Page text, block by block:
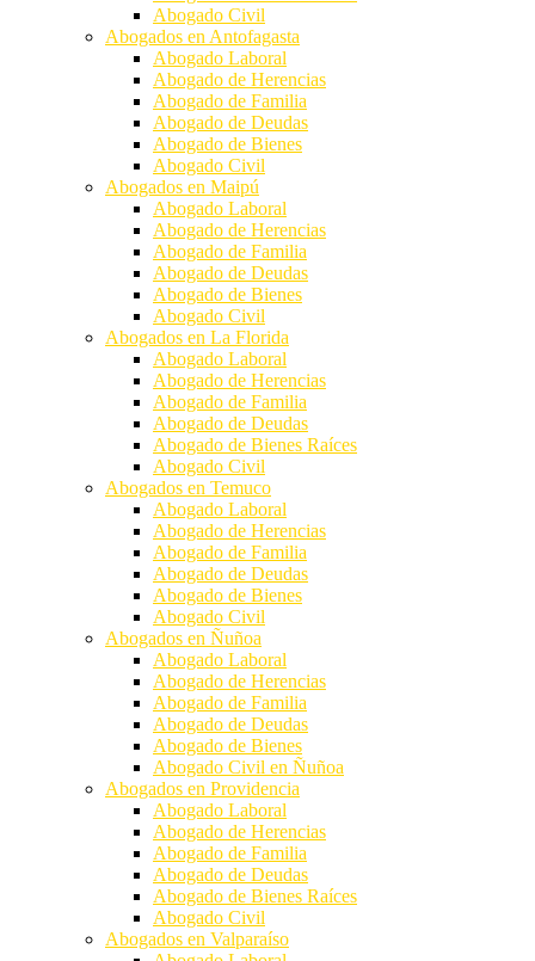
Abogado Civil
Abogados en Antofagasta
Abogado Laboral
Abogado de Herencias
Abogado de Familia
Abogado de Deudas
Abogado de Bienes
Abogado Civil
Abogados en Maipú
Abogado Laboral
Abogado de Herencias
Abogado de Familia
Abogado de Deudas
Abogado de Bienes
Abogado Civil
Abogados en La Florida
Abogado Laboral
Abogado de Herencias
Abogado de Familia
Abogado de Deudas
Abogado de Bienes Raíces
Abogado Civil
Abogados en Temuco
Abogado Laboral
Abogado de Herencias
Abogado de Familia
Abogado de Deudas
Abogado de Bienes
Abogado Civil
Abogados en Ñuñoa
Abogado Laboral
Abogado de Herencias
Abogado de Familia
Abogado de Deudas
Abogado de Bienes
Abogado Civil en Ñuñoa
Abogados en Providencia
Abogado Laboral
Abogado de Herencias
Abogado de Familia
Abogado de Deudas
Abogado de Bienes Raíces
Abogado Civil
Abogados en Valparaíso